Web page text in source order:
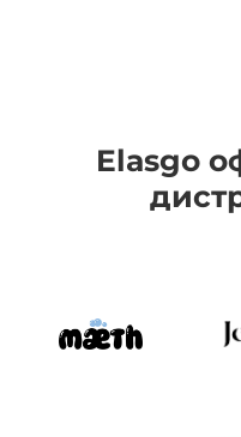
Elasgo